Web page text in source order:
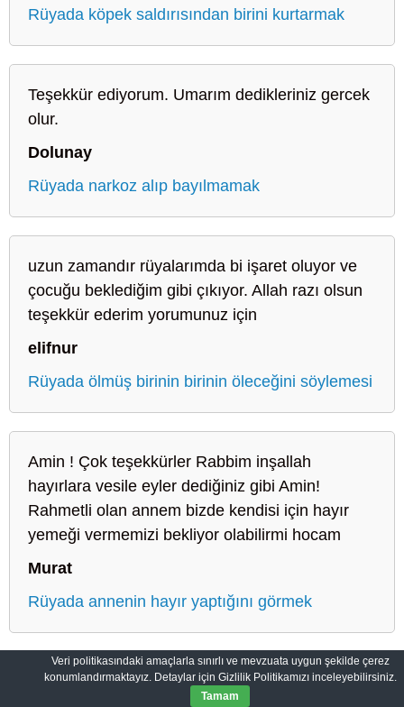
Rüyada köpek saldırısından birini kurtarmak
Teşekkür ediyorum. Umarım dedikleriniz gercek
olur.
Dolunay
Rüyada narkoz alıp bayılmamak
uzun zamandır rüyalarımda bi işaret oluyor ve
çocuğu beklediğim gibi çıkıyor. Allah razı olsun
teşekkür ederim yorumunuz için
elifnur
Rüyada ölmüş birinin birinin öleceğini söylemesi
Amin ! Çok teşekkürler Rabbim inşallah
hayırlara vesile eyler dediğiniz gibi Amin!
Rahmetli olan annem bizde kendisi için hayır
yemeği vermemizi bekliyor olabilirmi hocam
Murat
Rüyada annenin hayır yaptığını görmek
Sahih Rüyalar: Rüyaların Dilini Öğrenin Gizlilik Politikası
SahihRuyalar.com|Tüm Hakları Saklıdır.
Veri politikasındaki amaçlarla sınırlı ve mevzuata uygun şekilde çerez
konumlandırmaktayız. Detaylar için Gizlilik Politikamızı inceleyebilirsiniz.
Tamam